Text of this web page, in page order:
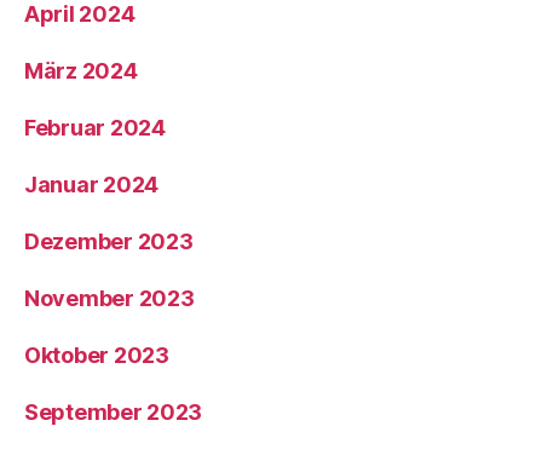
April 2024
März 2024
Februar 2024
Januar 2024
Dezember 2023
November 2023
Oktober 2023
September 2023